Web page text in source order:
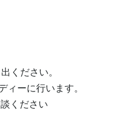
ください。
ーに行います。
ください